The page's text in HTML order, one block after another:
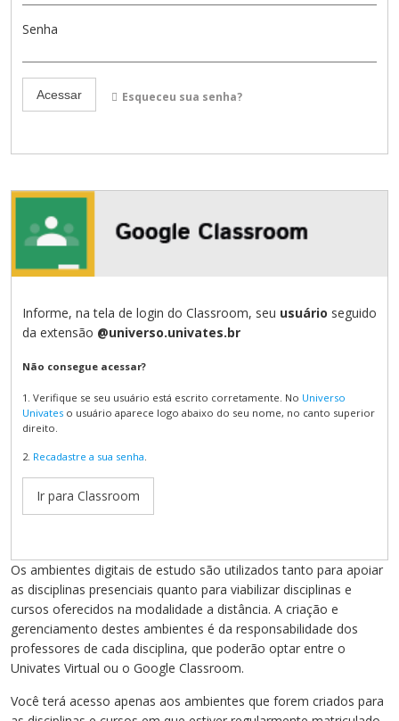
de Idiomas
& Você - Comunidade
Senha
Esqueceu sua senha?
Informe, na tela de login do Classroom, seu usuário seguido
da extensão @universo.univates.br
Não consegue acessar?
1. Verifique se seu usuário está escrito corretamente. No Universo
Univates o usuário aparece logo abaixo do seu nome, no canto superior
direito.
2. Recadastre a sua senha.
Ir para Classroom
Os ambientes digitais de estudo são utilizados tanto para apoiar
as disciplinas presenciais quanto para viabilizar disciplinas e
cursos oferecidos na modalidade a distância. A criação e
gerenciamento destes ambientes é da responsabilidade dos
professores de cada disciplina, que poderão optar entre o
Univates Virtual ou o Google Classroom.
Você terá acesso apenas aos ambientes que forem criados para